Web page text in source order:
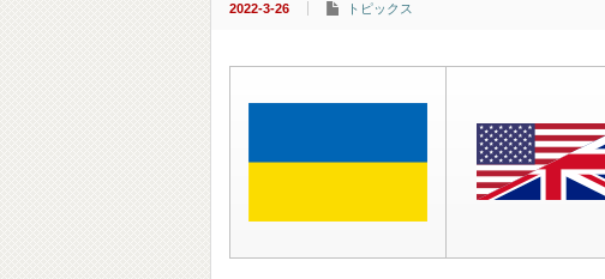
2022-3-26 トピックス